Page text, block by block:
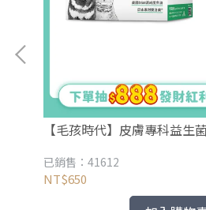
【毛孩時代】皮膚專科益生
已銷售：41612
NT$650